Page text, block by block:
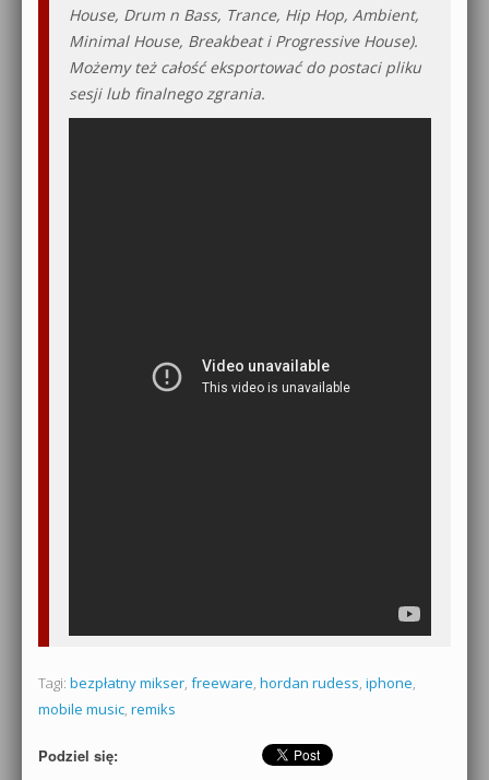
House, Drum n Bass, Trance, Hip Hop, Ambient,
Minimal House, Breakbeat i Progressive House).
Możemy też całość eksportować do postaci pliku
sesji lub finalnego zgrania.
Tagi: bezpłatny mikser, freeware, hordan rudess, iphone,
mobile music, remiks
Podziel się: